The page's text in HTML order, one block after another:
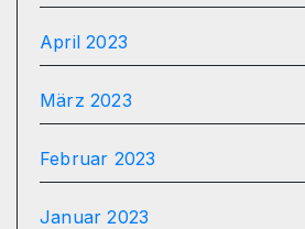
April 2023
März 2023
Februar 2023
Januar 2023